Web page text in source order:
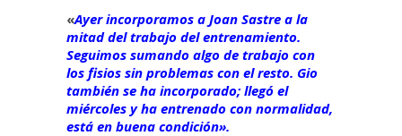
«Ayer incorporamos a Joan Sastre a la
mitad del trabajo del entrenamiento.
Seguimos sumando algo de trabajo con
los fisios sin problemas con el resto. Gio
también se ha incorporado; llegó el
miércoles y ha entrenado con normalidad,
está en buena condición».